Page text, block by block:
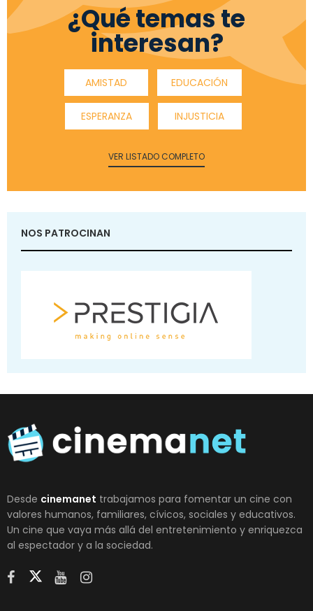
¿Qué temas te
interesan?
AMISTAD EDUCACIÓN
ESPERANZA INJUSTICIA
VER LISTADO COMPLETO
NOS PATROCINAN
Desde cinemanet trabajamos para fomentar un cine con
valores humanos, familiares, cívicos, sociales y educativos.
Un cine que vaya más allá del entretenimiento y enriquezca
al espectador y a la sociedad.